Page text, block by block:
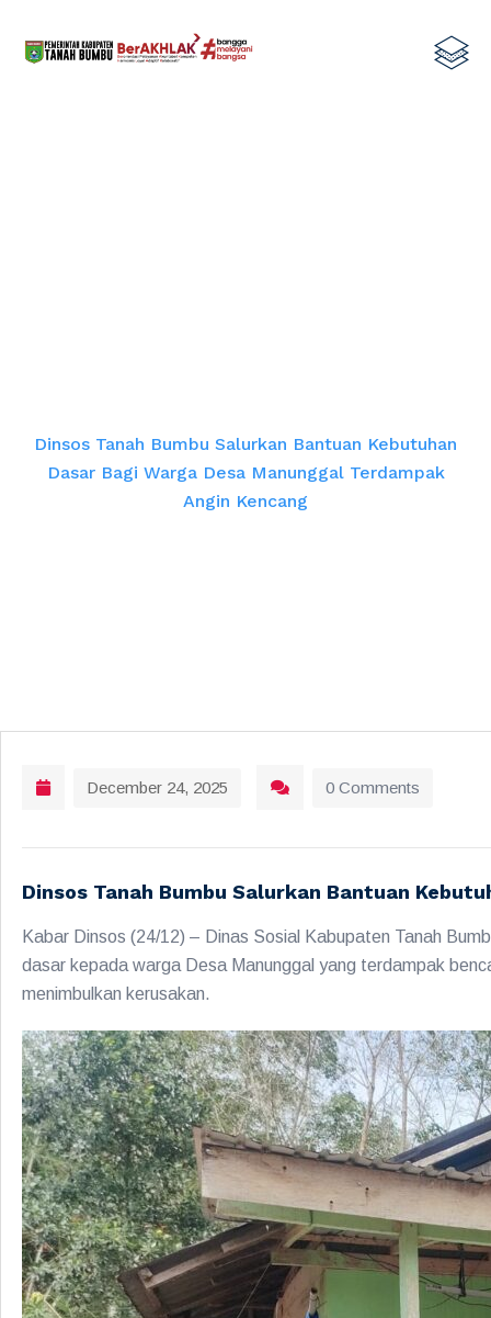
Dinsos Tanah Bumbu Salurkan Bantuan Kebutuhan
Dasar Bagi Warga Desa Manunggal Terdampak
Angin Kencang
December 24, 2025 0 Comments
Dinsos Tanah Bumbu Salurkan Bantuan
Kabar Dinsos (24/12) – Dinas Sosial Kabupaten Tanah
dasar kepada warga Desa Manunggal yang terdampak
menimbulkan kerusakan.